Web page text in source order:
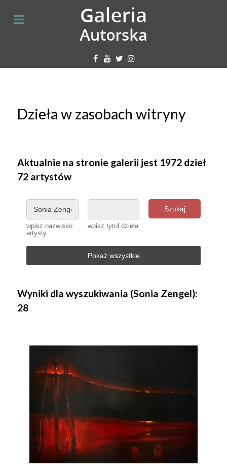
Dzieła w zasobach witryny
Aktualnie na stronie galerii jest 1972 dzieł
72 artystów
wpisz nazwisko
artysty
wpisz tytuł dzieła
Szukaj
Pokaż wszystkie
Wyniki dla wyszukiwania (Sonia Zengel):
28